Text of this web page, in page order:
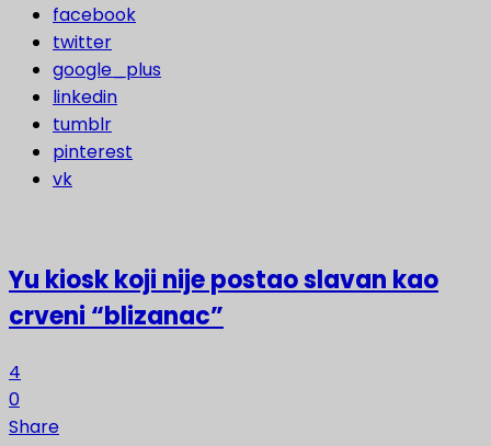
facebook
twitter
google_plus
linkedin
tumblr
pinterest
vk
Yu kiosk koji nije postao slavan kao
crveni “blizanac”
4
0
Share